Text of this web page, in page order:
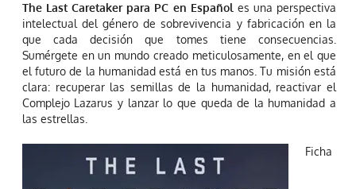
The Last Caretaker para PC en Españoles una perspectiva
intelectual del género de sobrevivencia y fabricación en la
que cada decisión que tomes tiene consecuencias.
Sumérgete en un mundo creado meticulosamente, en el que
el futuro de la humanidad está en tus manos. Tu misión está
clara: recuperar las semillas de la humanidad, reactivar el
Complejo Lazarus y lanzar lo que queda de la humanidad a
las estrellas.
Ficha